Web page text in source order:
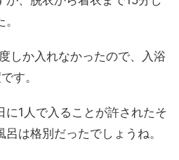
しか入れなかったので、入浴
す。
に1人で入ることが許されたそ
は格別だったでしょうね。